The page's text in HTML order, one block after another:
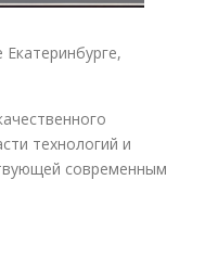
технологий и
современным